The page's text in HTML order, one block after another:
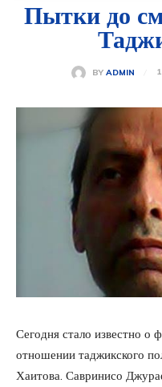
Пытки до
BY ADMIN
Сегодня стало известно о
отношении таджикского
Хаитова. Савринисо